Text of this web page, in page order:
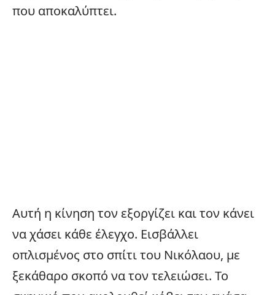
που αποκαλύπτει.
Αυτή η κίνηση τον εξοργίζει και τον κάνει
να χάσει κάθε έλεγχο. Εισβάλλει
οπλισμένος στο σπίτι του Νικόλαου, με
ξεκάθαρο σκοπό να τον τελειώσει. Το